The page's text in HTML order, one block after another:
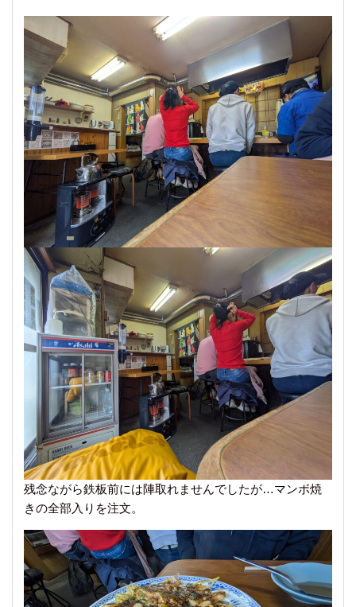
残念ながら鉄板前には陣取れませんでしたが…マンボ焼
きの全部入りを注文。